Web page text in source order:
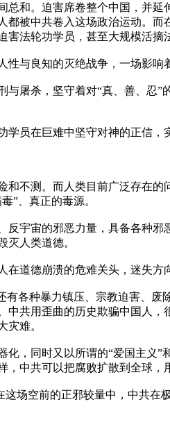
和。迫害席卷整个中国，并
都被中共卷入这场政治运动。
法轮功学员，甚至大规模活摘
与良知的灭绝战争，一场影响
屠杀，坚守着对“真、善、忍
员在巨难中坚守对神的正信，
不测。而人类目前广泛存在
”、真正的毒源。
宇宙的邪恶力量，具备各种
人类道德。
道德崩溃的危难关头，迷失方
各种暴力镇压、宗教迫害、
共用歪曲的历史欺骗中国人
灾难。
，同时又以所谓的“爱国主义
中共可以把腐败扩散到全球，
场空前的正邪较量中，中共